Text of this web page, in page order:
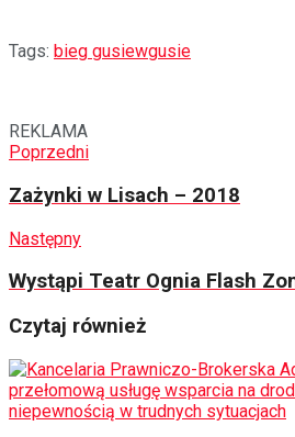
Tags: bieg gusiewgusie
REKLAMA
Poprzedni
Zażynki w Lisach – 2018
Następny
Wystąpi Teatr Ognia Flash
Czytaj również